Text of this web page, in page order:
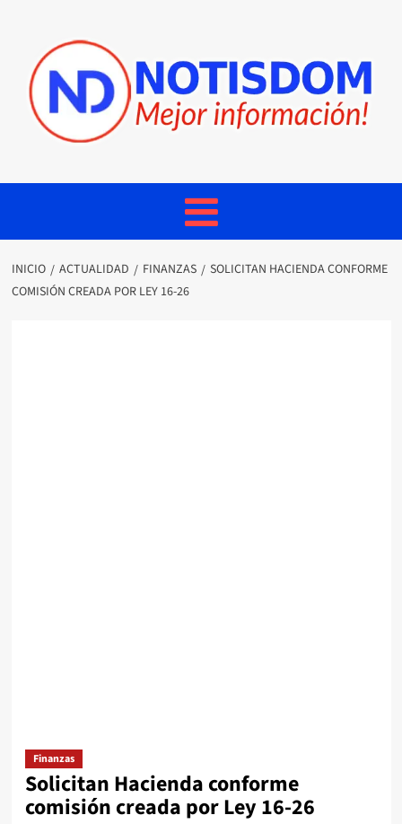
INICIO ACTUALIDAD FINANZAS
SOLICITAN HACIENDA CONFORME
COMISIÓN CREADA POR LEY 16-26
Finanzas
Solicitan Hacienda conforme
comisión creada por Ley 16-26